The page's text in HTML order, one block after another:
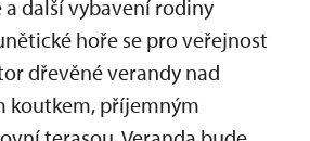
další vybavení rodiny
hoře se pro veřejnost
dřevěné verandy nad
koutkem, příjemným